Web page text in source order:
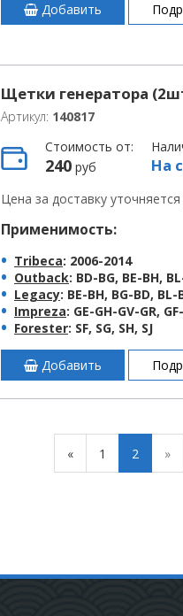
Добавить
Щетки генератора
Артикул: 140817
Стоимость от:
240руб На
Цена за доставку
Применимость:
Tribeca: 2006-2014
Outback: BD-BG, BE-BH,
Legacy: BE-BH, BG-BD, BL-
Impreza: GE-GH-GV-GR,
Forester: SF, SG, SH, SJ
Добавить
« 1 2 »